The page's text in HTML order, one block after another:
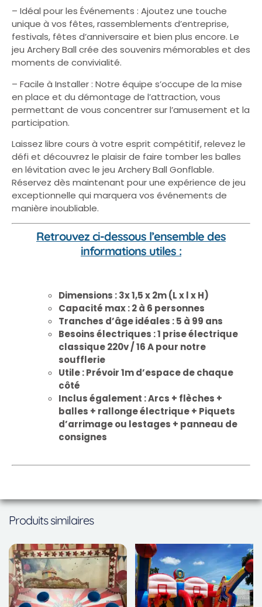
– Idéal pour les Événements : Ajoutez une touche
unique à vos fêtes, rassemblements d’entreprise,
festivals, fêtes d’anniversaire et bien plus encore. Le
jeu Archery Ball crée des souvenirs mémorables et des
moments de convivialité.
– Facile à Installer : Notre équipe s’occupe de la mise
en place et du démontage de l’attraction, vous
permettant de vous concentrer sur l’amusement et la
participation.
Laissez libre cours à votre esprit compétitif, relevez le
défi et découvrez le plaisir de faire tomber les balles
en lévitation avec le jeu Archery Ball Gonflable.
Réservez dès maintenant pour une expérience de jeu
exceptionnelle qui marquera vos événements de
manière inoubliable.
Retrouvez ci-dessous l’ensemble des
informations utiles :
Dimensions : 3x 1,5 x 2m (L x l x H)
Capacité max : 2 à 6 personnes
Tranches d’âge idéales : 5 à 99 ans
Besoins électriques : 1 prise électrique
classique 220v / 16 A pour notre
soufflerie
Utile : Prévoir 1m d’espace de chaque
côté
Inclus également : Arcs + flèches +
balles + rallonge électrique + Piquets
d’arrimage ou lestages + panneau de
consignes
Produits similaires